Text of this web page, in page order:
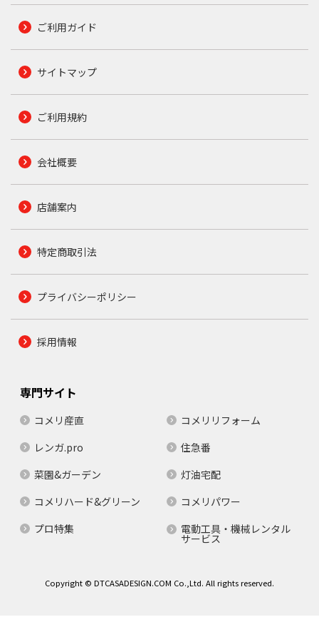
ご利用ガイド
サイトマップ
ご利用規約
会社概要
店舗案内
特定商取引法
プライバシーポリシー
採用情報
専門サイト
コメリ産直
コメリリフォーム
レンガ.pro
住急番
菜園&ガーデン
灯油宅配
コメリハード&グリーン
コメリパワー
プロ特集
電動工具・機械レンタル
サービス
Copyright © DTCASADESIGN.COM Co.,Ltd. All rights reserved.